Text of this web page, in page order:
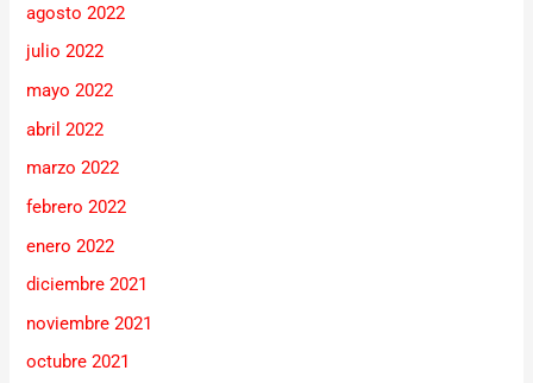
agosto 2022
julio 2022
mayo 2022
abril 2022
marzo 2022
febrero 2022
enero 2022
diciembre 2021
noviembre 2021
octubre 2021